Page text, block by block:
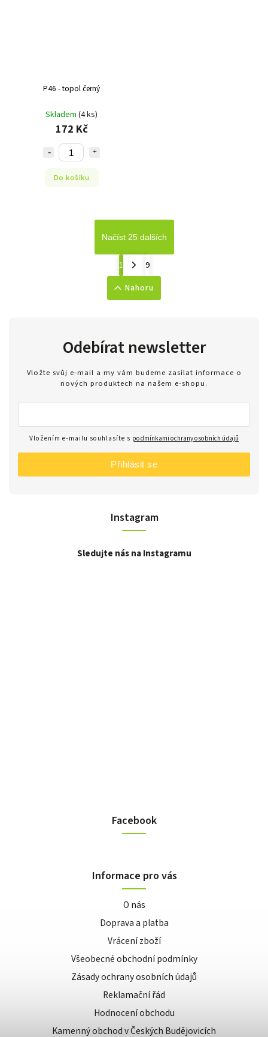
P46 - topol černý
Skladem (4 ks)
172 Kč
Do košíku
Načíst 25 dalších
1
9
Nahoru
Instagram
Sledujte nás na Instagramu
Odebírat newsletter
Vložte svůj e-mail a my vám budeme zasílat informace o
nových produktech na našem e-shopu.
Vložením e-mailu souhlasíte s podmínkami ochrany osobních údajů
Přihlásit se
Facebook
Informace pro vás
O nás
Doprava a platba
Vrácení zboží
Všeobecné obchodní podmínky
Zásady ochrany osobních údajů
Reklamační řád
Hodnocení obchodu
Kamenný obchod v Českých Budějovicích